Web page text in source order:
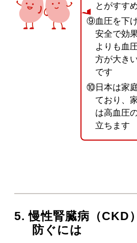
とがすす
⑨血圧を下
安全で効
よりも血
方が大き
です
⑩日本は家
ており、
は高血圧
立ちます
5. 慢性腎臓病（CKD
防ぐには